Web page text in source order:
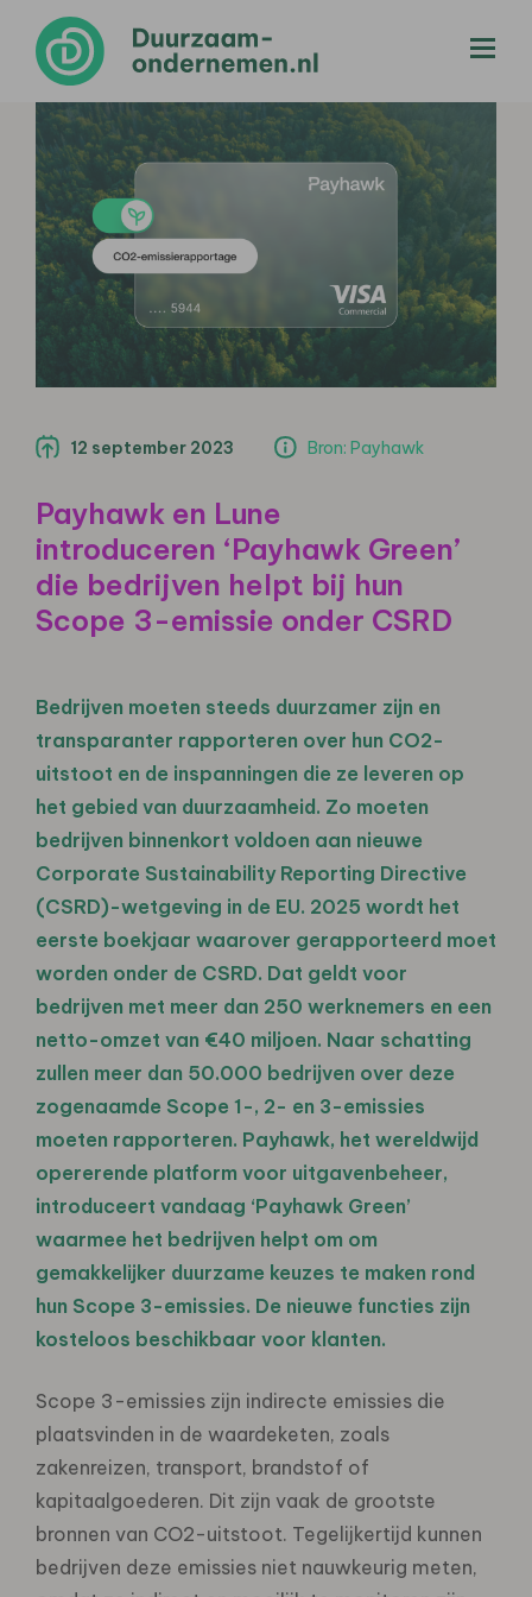
12 september 2023 Bron: Payhawk
Payhawk en Lune
introduceren ‘Payhawk Green’
die bedrijven helpt bij hun
Scope 3-emissie onder CSRD
Bedrijven moeten steeds duurzamer zijn en
transparanter rapporteren over hun CO2-
uitstoot en de inspanningen die ze leveren op
het gebied van duurzaamheid. Zo moeten
bedrijven binnenkort voldoen aan nieuwe
Corporate Sustainability Reporting Directive
(CSRD)-wetgeving in de EU. 2025 wordt het
eerste boekjaar waarover gerapporteerd moet
worden onder de CSRD. Dat geldt voor
bedrijven met meer dan 250 werknemers en een
netto-omzet van €40 miljoen. Naar schatting
zullen meer dan 50.000 bedrijven over deze
zogenaamde Scope 1-, 2- en 3-emissies
moeten rapporteren. Payhawk, het wereldwijd
opererende platform voor uitgavenbeheer,
introduceert vandaag ‘Payhawk Green’
waarmee het bedrijven helpt om om
gemakkelijker duurzame keuzes te maken rond
hun Scope 3-emissies. De nieuwe functies zijn
kosteloos beschikbaar voor klanten.
Scope 3-emissies zijn indirecte emissies die
plaatsvinden in de waardeketen, zoals
zakenreizen, transport, brandstof of
kapitaalgoederen. Dit zijn vaak de grootste
bronnen van CO2-uitstoot. Tegelijkertijd kunnen
bedrijven deze emissies niet nauwkeurig meten,